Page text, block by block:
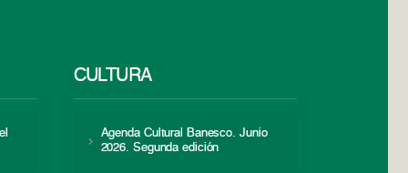
CULTURA
Agenda Cultural Banesco. Junio
2026. Segunda edición